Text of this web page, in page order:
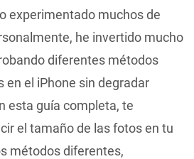
experimentado muchos de
he invertido mucho
diferentes métodos
en el iPhone sin degradar
esta guía completa, te
el tamaño de las fotos en tu
métodos diferentes,